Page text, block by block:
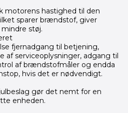
motorens hastighed til den
sparer brændstof, giver
støj.
fjernadgang til betjening,
af serviceoplysninger, adgang til
af brændstofmåler og endda
hvis det er nødvendigt.
gør det nemt for en
enheden.